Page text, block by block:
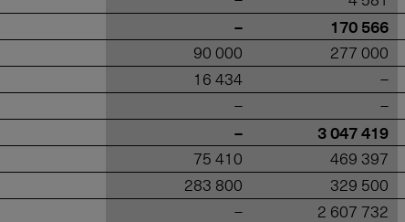
– 170 566
90 000 277 000
16 434 –
– –
– 3 047 419
75 410 469 397
283 800 329 500
– 2 607 732